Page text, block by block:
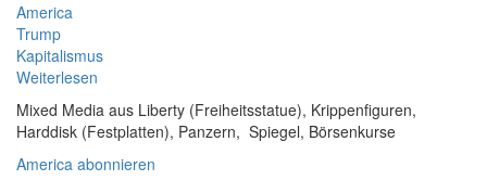
America
Trump
Kapitalismus
Weiterlesen
shit
-
how
Mixed Media aus Liberty (Freiheitsstatue), Krippenfiguren,
Harddisk (Festplatten), Panzern, Spiegel, Börsenkurse
America abonnieren